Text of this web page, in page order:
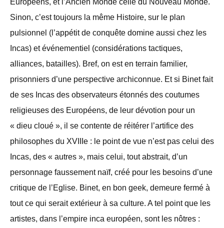
Sinon, c’est toujours la même Histoire, sur le plan
pulsionnel (l’appétit de conquête domine aussi chez les
Incas) et événementiel (considérations tactiques,
alliances, batailles). Bref, on est en terrain familier,
prisonniers d’une perspective archiconnue. Et si Binet fait
de ses Incas des observateurs étonnés des coutumes
religieuses des Européens, de leur dévotion pour un
« dieu cloué », il se contente de réitérer l’artifice des
philosophes du XVIIIe : le point de vue n’est pas celui des
Incas, des « autres », mais celui, tout abstrait, d’un
personnage faussement naïf, créé pour les besoins d’une
critique de l’Eglise. Binet, en bon geek, demeure fermé à
tout ce qui serait extérieur à sa culture. A tel point que les
artistes, dans l’empire inca européen, sont les nôtres :